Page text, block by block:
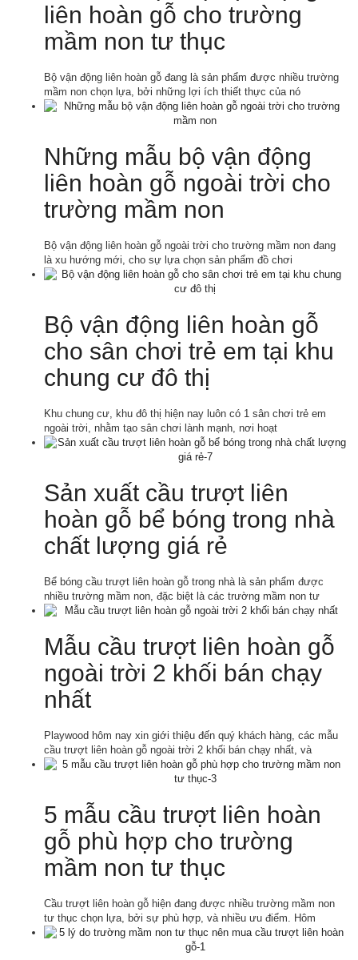
liên hoàn gỗ cho trường
mầm non tư thục
Bộ vận động liên hoàn gỗ đang là sản phẩm được nhiều trường
mầm non chọn lựa, bởi những lợi ích thiết thực của nó
Những mẫu bộ vận động
liên hoàn gỗ ngoài trời cho
trường mầm non
Bộ vận động liên hoàn gỗ ngoài trời cho trường mầm non đang
là xu hướng mới, cho sự lựa chọn sản phẩm đồ chơi
Bộ vận động liên hoàn gỗ
cho sân chơi trẻ em tại khu
chung cư đô thị
Khu chung cư, khu đô thị hiện nay luôn có 1 sân chơi trẻ em
ngoài trời, nhằm tạo sân chơi lành mạnh, nơi hoạt
Sản xuất cầu trượt liên
hoàn gỗ bể bóng trong nhà
chất lượng giá rẻ
Bể bóng cầu trượt liên hoàn gỗ trong nhà là sản phẩm được
nhiều trường mầm non, đặc biệt là các trường mầm non tư
Mẫu cầu trượt liên hoàn gỗ
ngoài trời 2 khối bán chạy
nhất
Playwood hôm nay xin giới thiệu đến quý khách hàng, các mẫu
cầu trượt liên hoàn gỗ ngoài trời 2 khối bán chạy nhất, và
5 mẫu cầu trượt liên hoàn
gỗ phù hợp cho trường
mầm non tư thục
Cầu trượt liên hoàn gỗ hiện đang được nhiều trường mầm non
tư thục chọn lựa, bởi sự phù hợp, và nhiều ưu điểm. Hôm